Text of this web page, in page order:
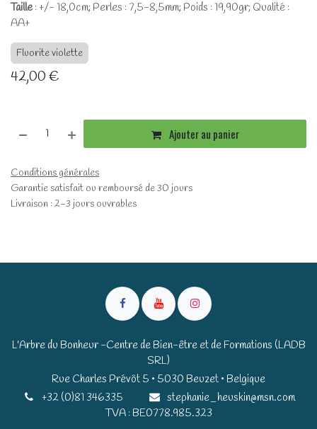
Taille : +/- 18,0cm; Perles : 7,5-8,5mm; Poids : 19,90gr; Qualité :
AA+
Fluorite violette
42,00€
Ajouter au panier
Conditions générales
Garantie satisfait ou remboursé de 30 jours
Livraison : 2-3 jours ouvrables
L'Arbre du Bonheur -Centre de Bien-être et de Formations (LADB
SRL)
Rue Charles Prévôt 5 • 5030 Beuzet • Belgique​​
+32 (0)81 346335
stephanie_heuskin@msn.com
TVA : BE0778.985.323